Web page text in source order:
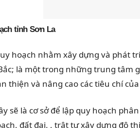
tỉnh Sơn La
hoạch nhằm xây dựng và phát
là một trong những trung tâm
thiện và nâng cao các tiêu chí
sẽ là cơ sở để lập quy hoạch
đất đai. , trật tự xây dựng đô